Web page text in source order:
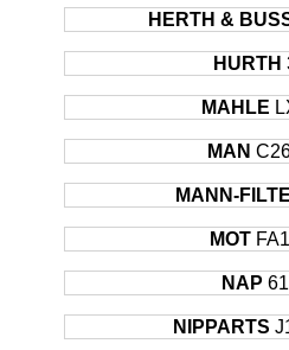
HERTH &
HURTH
MAHLE
MAN
MANN-
MOT
NAP
NIPPARTS